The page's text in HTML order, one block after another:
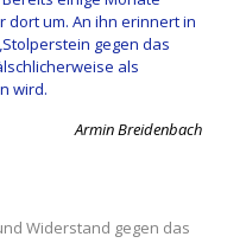
dort um. An ihn erinnert in
gegen das
als
wird.
Armin Breidenbach
Widerstand gegen das